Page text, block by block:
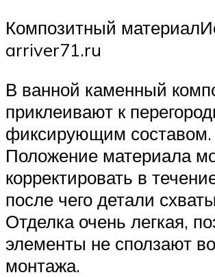
Композитный
arriver71.ru
В ванной каменный
приклеивают к
фиксирующим составом.
Положение материала
корректировать в
после чего детали
Отделка очень легкая,
элементы не сползают
монтажа.